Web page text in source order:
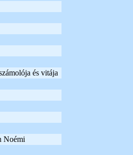
és vitája
Noémi